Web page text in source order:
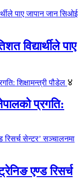
विद्यार्थीले पाए
४
प्रगति:
एण्ड रिसर्च